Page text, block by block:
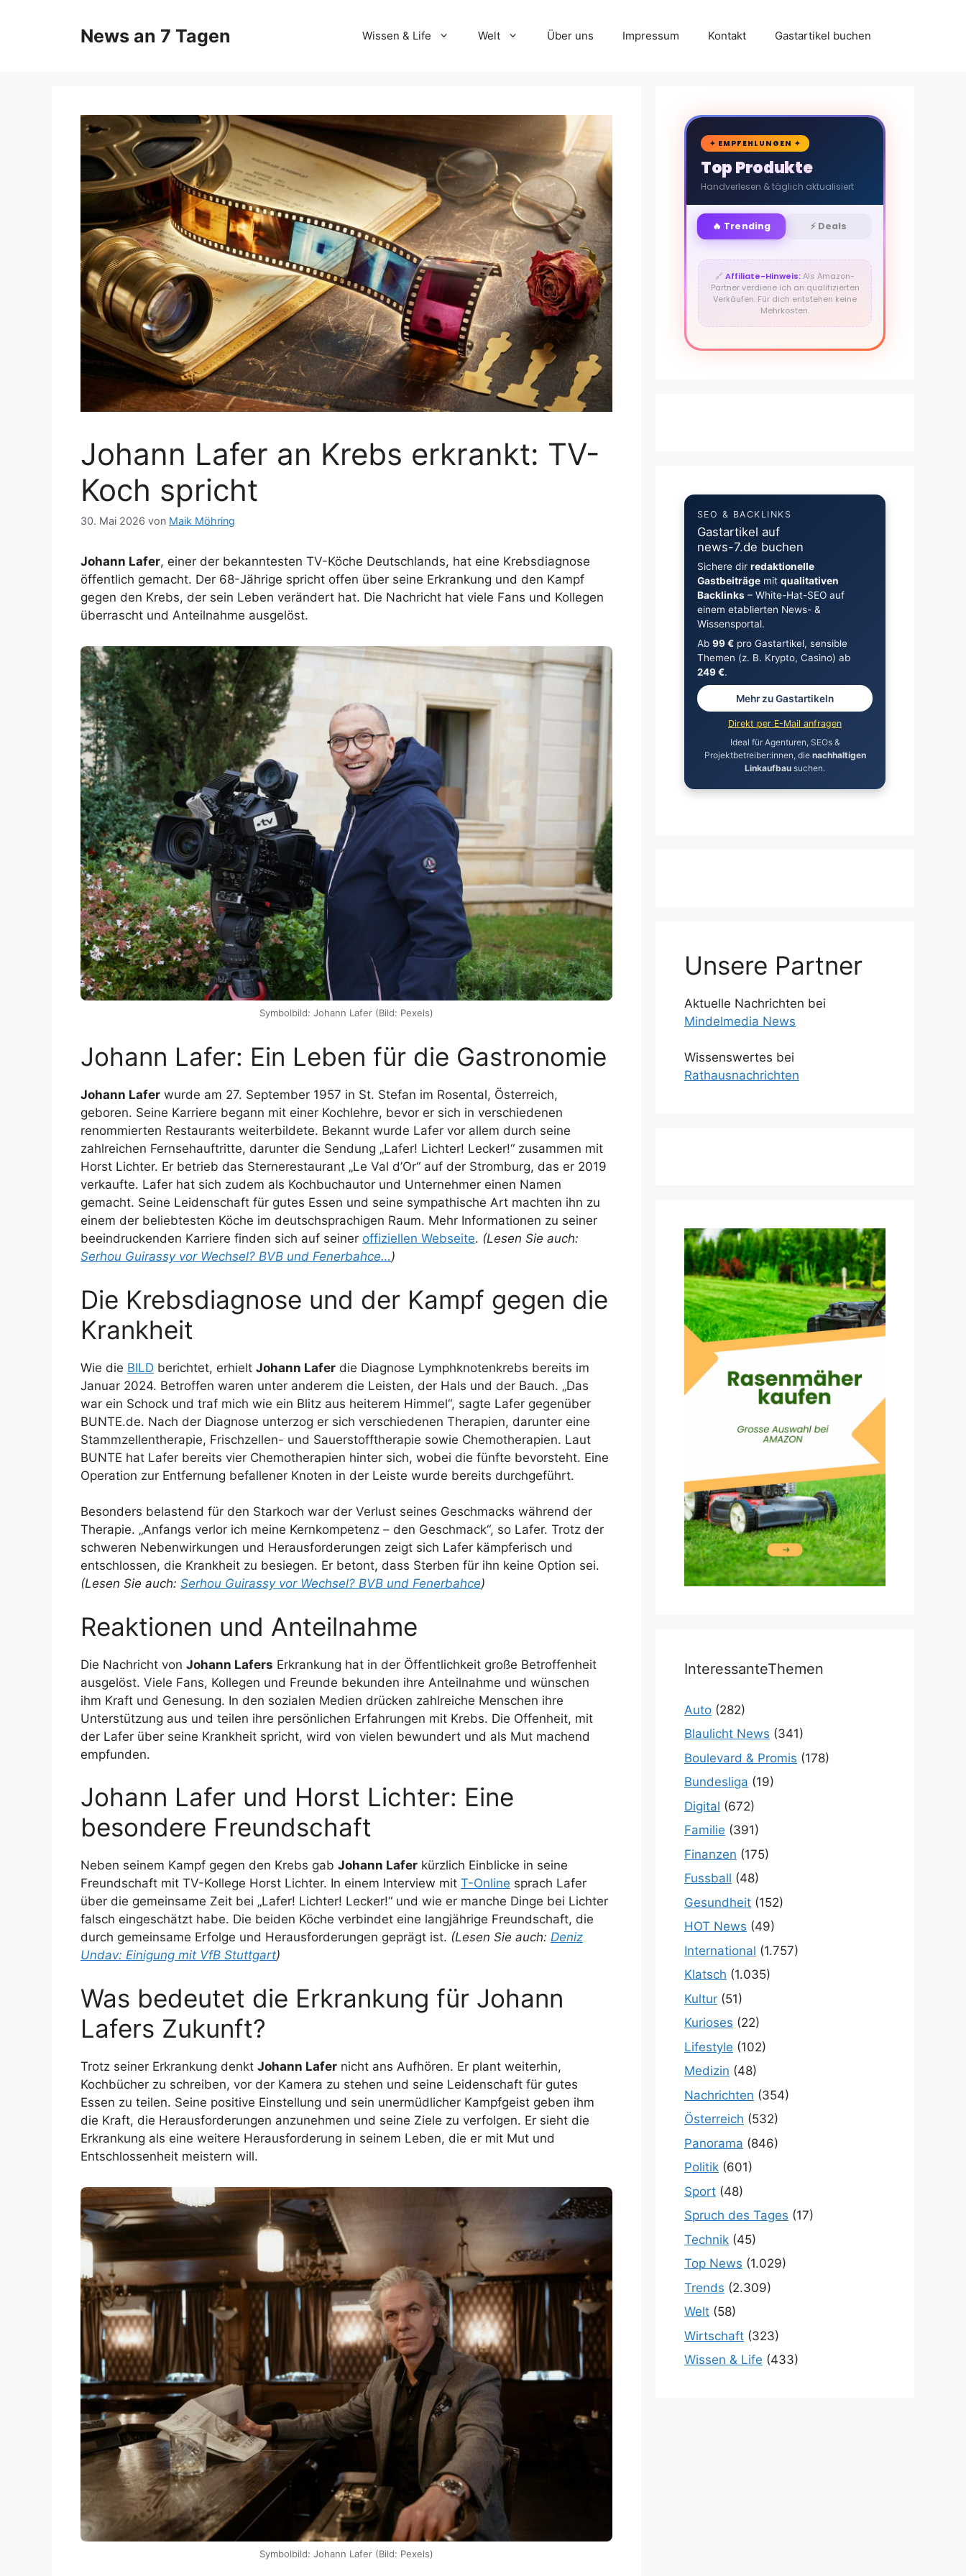
News an 7 Tagen Wissen & Life Welt Über uns Impressum Kontakt Gastartikel buchen
Johann Lafer an Krebs erkrankt: TV-
Koch spricht
30. Mai 2026 von Maik Möhring
Johann Lafer, einer der bekanntesten TV-Köche Deutschlands, hat eine Krebsdiagnose
öffentlich gemacht. Der 68-Jährige spricht offen über seine Erkrankung und den Kampf
gegen den Krebs, der sein Leben verändert hat. Die Nachricht hat viele Fans und Kollegen
überrascht und Anteilnahme ausgelöst.
Symbolbild: Johann Lafer (Bild: Pexels)
Johann Lafer: Ein Leben für die Gastronomie
Johann Lafer wurde am 27. September 1957 in St. Stefan im Rosental, Österreich,
geboren. Seine Karriere begann mit einer Kochlehre, bevor er sich in verschiedenen
renommierten Restaurants weiterbildete. Bekannt wurde Lafer vor allem durch seine
zahlreichen Fernsehauftritte, darunter die Sendung „Lafer! Lichter! Lecker!“ zusammen mit
Horst Lichter. Er betrieb das Sternerestaurant „Le Val d’Or“ auf der Stromburg, das er 2019
verkaufte. Lafer hat sich zudem als Kochbuchautor und Unternehmer einen Namen
gemacht. Seine Leidenschaft für gutes Essen und seine sympathische Art machten ihn zu
einem der beliebtesten Köche im deutschsprachigen Raum. Mehr Informationen zu seiner
beeindruckenden Karriere finden sich auf seiner offiziellen Webseite. (Lesen Sie auch:
Serhou Guirassy vor Wechsel? BVB und Fenerbahce…)
Die Krebsdiagnose und der Kampf gegen die
Krankheit
Wie die BILD berichtet, erhielt Johann Lafer die Diagnose Lymphknotenkrebs bereits im
Januar 2024. Betroffen waren unter anderem die Leisten, der Hals und der Bauch. „Das
war ein Schock und traf mich wie ein Blitz aus heiterem Himmel“, sagte Lafer gegenüber
BUNTE.de. Nach der Diagnose unterzog er sich verschiedenen Therapien, darunter eine
Stammzellentherapie, Frischzellen- und Sauerstofftherapie sowie Chemotherapien. Laut
BUNTE hat Lafer bereits vier Chemotherapien hinter sich, wobei die fünfte bevorsteht. Eine
Operation zur Entfernung befallener Knoten in der Leiste wurde bereits durchgeführt.
Besonders belastend für den Starkoch war der Verlust seines Geschmacks während der
Therapie. „Anfangs verlor ich meine Kernkompetenz – den Geschmack“, so Lafer. Trotz der
schweren Nebenwirkungen und Herausforderungen zeigt sich Lafer kämpferisch und
entschlossen, die Krankheit zu besiegen. Er betont, dass Sterben für ihn keine Option sei.
(Lesen Sie auch: Serhou Guirassy vor Wechsel? BVB und Fenerbahce)
Reaktionen und Anteilnahme
Die Nachricht von Johann Lafers Erkrankung hat in der Öffentlichkeit große Betroffenheit
ausgelöst. Viele Fans, Kollegen und Freunde bekunden ihre Anteilnahme und wünschen
ihm Kraft und Genesung. In den sozialen Medien drücken zahlreiche Menschen ihre
Unterstützung aus und teilen ihre persönlichen Erfahrungen mit Krebs. Die Offenheit, mit
der Lafer über seine Krankheit spricht, wird von vielen bewundert und als Mut machend
empfunden.
Johann Lafer und Horst Lichter: Eine
besondere Freundschaft
Neben seinem Kampf gegen den Krebs gab Johann Lafer kürzlich Einblicke in seine
Freundschaft mit TV-Kollege Horst Lichter. In einem Interview mit T-Online sprach Lafer
über die gemeinsame Zeit bei „Lafer! Lichter! Lecker!“ und wie er manche Dinge bei Lichter
falsch eingeschätzt habe. Die beiden Köche verbindet eine langjährige Freundschaft, die
durch gemeinsame Erfolge und Herausforderungen geprägt ist. (Lesen Sie auch: Deniz
Undav: Einigung mit VfB Stuttgart)
Was bedeutet die Erkrankung für Johann
Lafers Zukunft?
Trotz seiner Erkrankung denkt Johann Lafer nicht ans Aufhören. Er plant weiterhin,
Kochbücher zu schreiben, vor der Kamera zu stehen und seine Leidenschaft für gutes
Essen zu teilen. Seine positive Einstellung und sein unermüdlicher Kampfgeist geben ihm
die Kraft, die Herausforderungen anzunehmen und seine Ziele zu verfolgen. Er sieht die
Erkrankung als eine weitere Herausforderung in seinem Leben, die er mit Mut und
Entschlossenheit meistern will.
Symbolbild: Johann Lafer (Bild: Pexels)
🛒
✦ EMPFEHLUNGEN ✦
Top Produkte
Handverlesen & täglich aktualisiert
🔥 Trending ⚡ Deals
🔗Affiliate-Hinweis:Als Amazon-
Partner verdiene ich an qualifizierten
Verkäufen. Für dich entstehen keine
Mehrkosten.
SEO & BACKLINKS
Gastartikel auf
news-7.de buchen
Sichere dir redaktionelle
Gastbeiträgemit qualitativen
Backlinks– White-Hat-SEO auf
einem etablierten News- &
Wissensportal.
Ab 99 €pro Gastartikel, sensible
Themen (z. B. Krypto, Casino) ab
249 €.
Mehr zu Gastartikeln
Direkt per E-Mail anfragen
Ideal für Agenturen, SEOs &
Projektbetreiber:innen, die nachhaltigen
Linkaufbau suchen.
Unsere Partner
Aktuelle Nachrichten bei
Mindelmedia News
Wissenswertes bei
Rathausnachrichten
InteressanteThemen
Auto (282)
Blaulicht News (341)
Boulevard & Promis (178)
Bundesliga (19)
Digital (672)
Familie (391)
Finanzen (175)
Fussball (48)
Gesundheit (152)
HOT News (49)
International (1.757)
Klatsch (1.035)
Kultur (51)
Kurioses (22)
Lifestyle (102)
Medizin (48)
Nachrichten (354)
Österreich (532)
Panorama (846)
Politik (601)
Sport (48)
Spruch des Tages (17)
Technik (45)
Top News (1.029)
Trends (2.309)
Welt (58)
Wirtschaft (323)
Wissen & Life (433)